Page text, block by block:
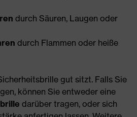
durch Säuren, Laugen oder
durch Flammen oder heiße
gut sitzt. Falls Sie
können Sie entweder eine
darüber tragen, oder sich